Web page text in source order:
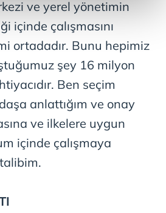
hatırlatmak isteriz.
bu çerezlere izin vermedikleri
reklamlar
sunabilmek için İnternet
üçüncü kişilere ait çerezler
vasıtasıyla çeşitli kişisel
gerekli olan çerezler bilgi
amacıyla
çerezler, sitemizin daha işlevsel
yapılması, amaçlarıyla
ve yerel yönetimin
içinde çalışmasını
ortadadır. Bunu hepimiz
şey 16 milyon
Ben seçim
anlattığım ve onay
ve ilkelere uygun
içinde çalışmaya